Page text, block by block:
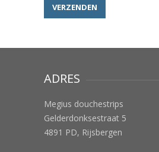
ADRES
Megius douchestrips
Gelderdonksestraat 5
4891 PD, Rijsbergen